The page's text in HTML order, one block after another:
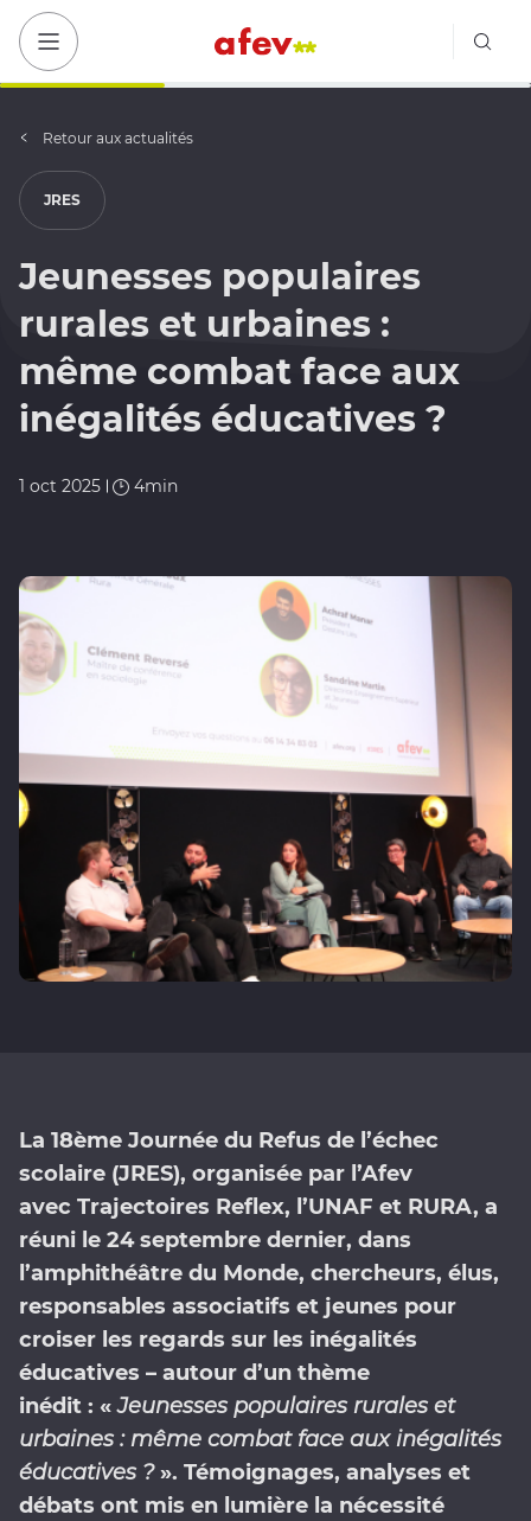
Bouton menu mobile
Retour aux actualités
JRES
Jeunesses populaires
rurales et urbaines :
même combat face aux
inégalités éducatives ?
1 oct 2025 4min
La 18ème Journée du Refus de l’échec
scolaire (JRES), organisée par l’Afev
avec Trajectoires Reflex, l’UNAF et RURA, a
réuni le 24 septembre dernier, dans
l’amphithéâtre du Monde, chercheurs, élus,
responsables associatifs et jeunes pour
croiser les regards sur les inégalités
éducatives – autour d’un thème
inédit : «Jeunesses populaires rurales et
urbaines : même combat face aux inégalités
éducatives ?». Témoignages, analyses et
débats ont mis en lumière la nécessité